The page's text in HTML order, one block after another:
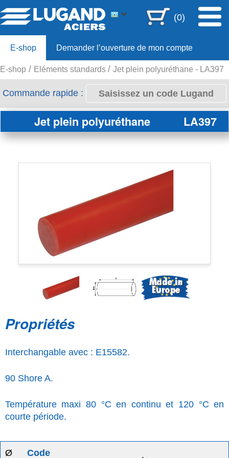
(0)
E-shop Demander l’ouverture de mon compte
Offre 80ans
E-shop Eléments standards Jet plein polyuréthane - LA397
Commande rapide :
Jet plein polyuréthane LA397
Propriétés
Interchangable avec : E15582.
90 Shore A.
Température maxi 80 °C en continu et 120 °C en
courte période.
Ø Code